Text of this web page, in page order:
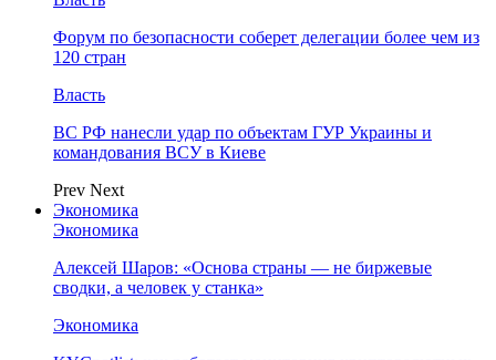
Форум по безопасности соберет делегации более чем из
120 стран
Власть
ВС РФ нанесли удар по объектам ГУР Украины и
командования ВСУ в Киеве
Prev Next
Экономика
Экономика
Алексей Шаров: «Основа страны — не биржевые
сводки, а человек у станка»
Экономика